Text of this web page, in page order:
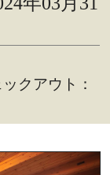
クアウト：